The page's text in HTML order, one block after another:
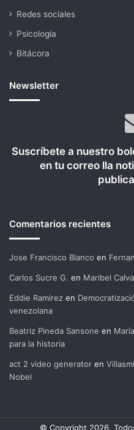
Redes sociales
Psicología
Bitácora
Newsletter
Suscríbete a nuestro
en tu correo lla
Comentarios recientes
Jose Francisco Blanco en
Carlos Sucre G. en Maribel
Eddie Ramirez en
venezolana
Beatriz Pineda Sansone en
para la historia
act 2 video generator en
Nobel
© Copyright 2026,